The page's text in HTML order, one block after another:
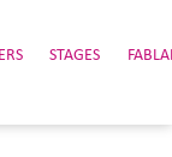
STAGES